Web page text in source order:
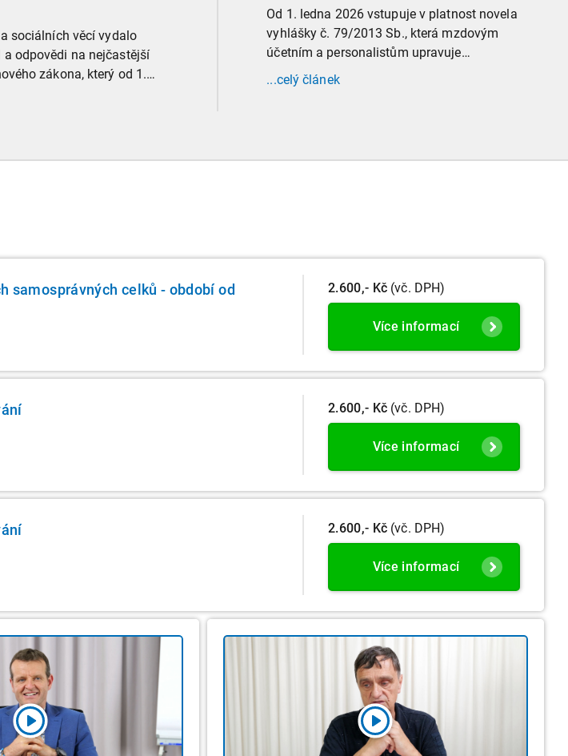
sociálních věcí vydalo
odpovědi na nejčastější
zákona, který od 1.
zaměstnavatelů
na stáří zaměstnancům v
Od 1. ledna 2026 vstupuje v platnost novela
vyhlášky č. 79/2013 Sb., která mzdovým
účetním a personalistům upravuje
administrativu spojenou s pracovnělékařskými
prohlídkami. Vybrali jsme tři zásadní změny,
...celý článek
samosprávných celků - období od
2.600,- Kč (vč. DPH)
Více informací
2.600,- Kč (vč. DPH)
Více informací
2.600,- Kč (vč. DPH)
Více informací